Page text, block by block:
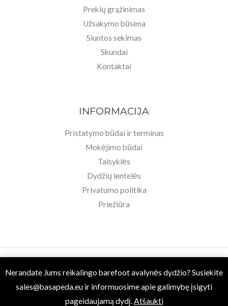
Nerandate Jums reikalingo barefoot avalynės dydžio? Susiekite
sales@basapeda.eu ir informuosime apie galimybę įsigyti
pageidaujamą dydį. Atšaukti
Prekių grąžinimas
Užsakymo būsena
Siuntos sekimas
Skundai
Kontaktai
INFORMACIJA
Pristatymo būdai ir terminas
Mokėjimo būdai
Taisyklės
Dydžių lentelės
Privatumo politika
Priežiūra